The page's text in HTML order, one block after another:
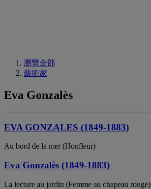
瀏覽全部
藝術家
Eva Gonzalès
EVA GONZALES (1849-1883)
Au bord de la mer (Honfleur)
Eva Gonzalès (1849-1883)
La lecture au jardin (Femme au chapeau rouge)